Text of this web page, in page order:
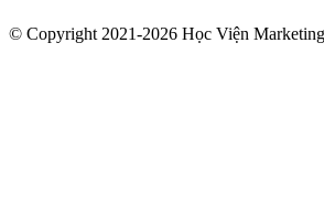
© Copyright 2021-2026 Học Viện